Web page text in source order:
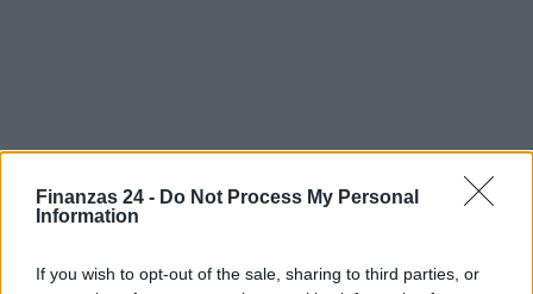
Finanzas 24 - Do Not Process My Personal
Information
If you wish to opt-out of the sale, sharing to third parties, or